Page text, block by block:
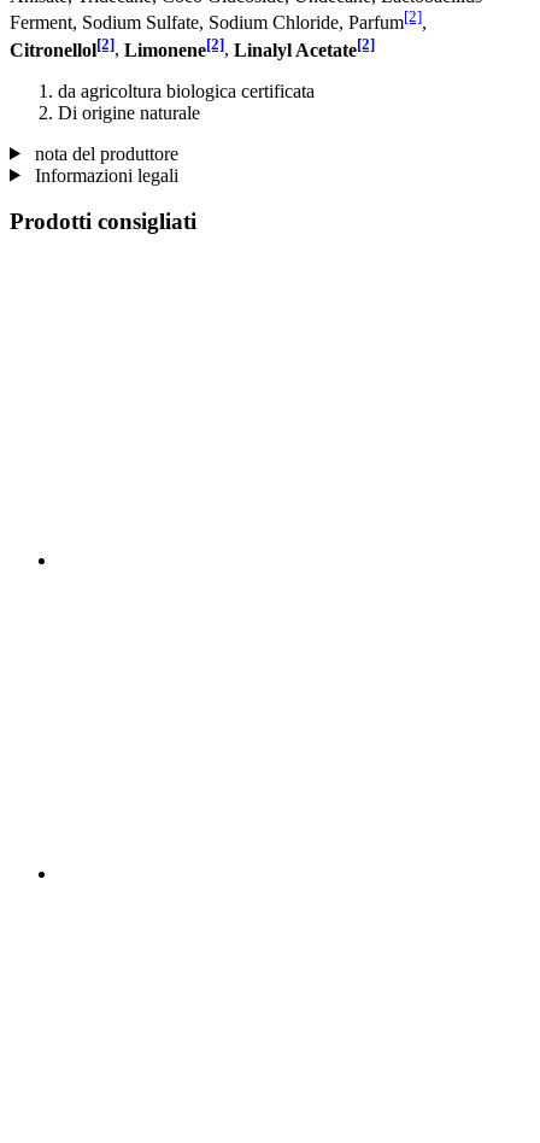
Ferment, Sodium Sulfate, Sodium Chloride, Parfum[2],
Citronellol[2], Limonene[2], Linalyl Acetate[2]
da agricoltura biologica certificata
Di origine naturale
nota del produttore
Informazioni legali
Prodotti consigliati